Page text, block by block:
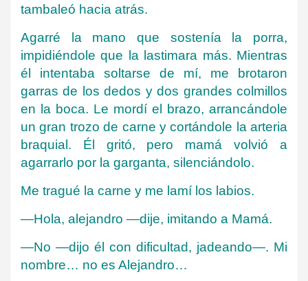
tambaleó hacia atrás.
Agarré la mano que sostenía la porra,
impidiéndole que la lastimara más. Mientras
él intentaba soltarse de mí, me brotaron
garras de los dedos y dos grandes colmillos
en la boca. Le mordí el brazo, arrancándole
un gran trozo de carne y cortándole la arteria
braquial. Él gritó, pero mamá volvió a
agarrarlo por la garganta, silenciándolo.
Me tragué la carne y me lamí los labios.
—Hola, alejandro —dije, imitando a Mamá.
—No —dijo él con dificultad, jadeando—. Mi
nombre… no es Alejandro…